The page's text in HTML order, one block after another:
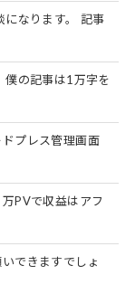
になります。 記事
僕の記事は1万字を
プレス管理画面
PVで収益はアフ
できますでしょ